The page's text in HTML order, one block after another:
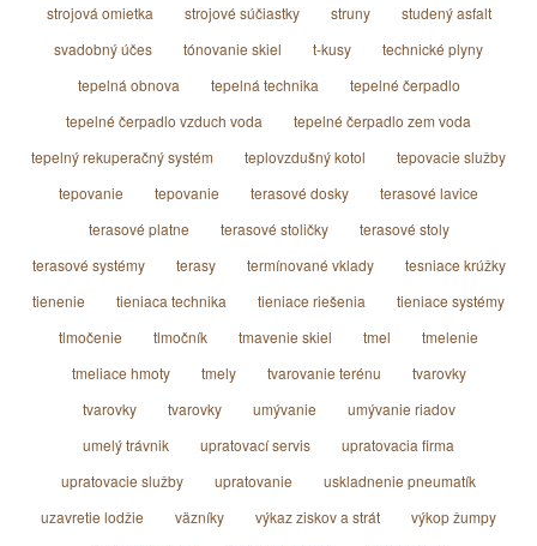
strojová omietka
strojové súčiastky struny
studený asfalt
svadobný účes
tónovanie skiel t-kusy
technické plyny
tepelná obnova
tepelná technika
tepelné čerpadlo
tepelné čerpadlo vzduch voda
tepelné čerpadlo zem voda
tepelný rekuperačný systém
teplovzdušný kotol
tepovacie služby
tepovanie
tepovanie terasové dosky
terasové lavice
terasové platne
terasové stoličky
terasové stoly
terasové systémy
terasy termínované vklady
tesniace krúžky
tienenie
tieniaca technika tieniace riešenia
tieniace systémy
tlmočenie
tlmočník tmavenie skiel tmel
tmelenie
tmeliace hmoty
tmely tvarovanie terénu
tvarovky
tvarovky
tvarovky umývanie
umývanie riadov
umelý trávnik
upratovací servis
upratovacia firma
upratovacie služby
upratovanie
uskladnenie pneumatík
uzavretie lodžie
väzníky výkaz ziskov a strát
výkop žumpy